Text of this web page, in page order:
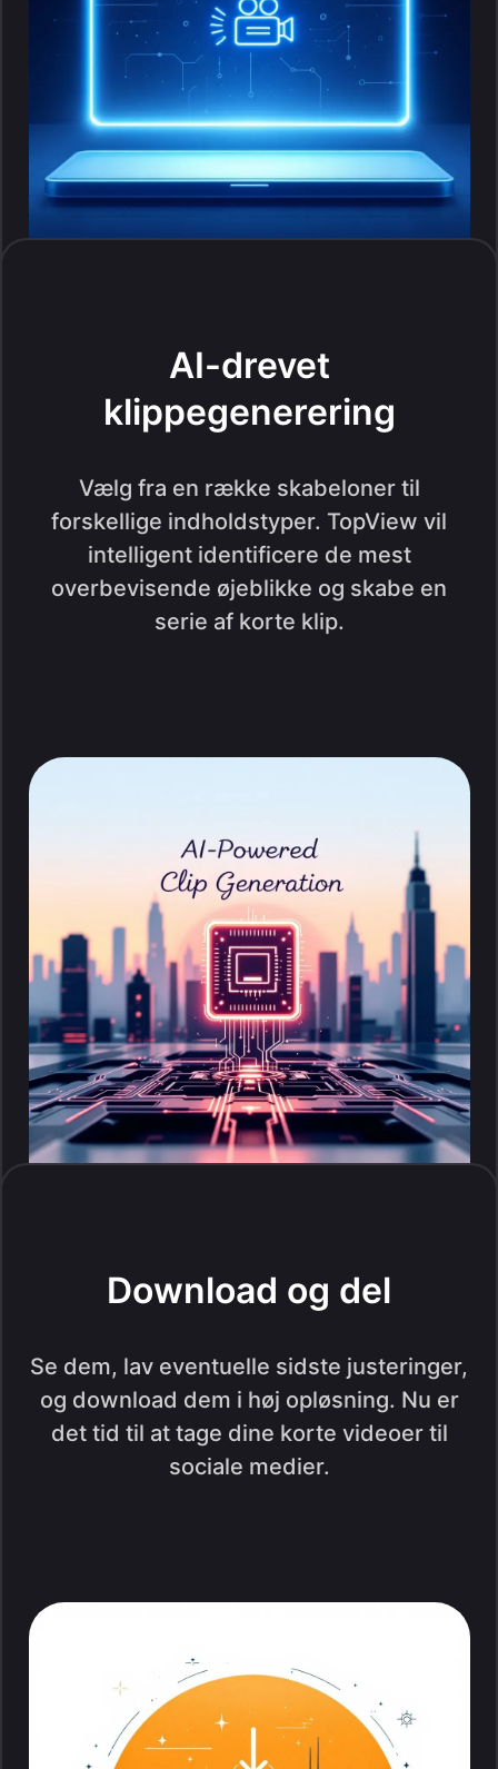
AI-drevet
klippegenerering
Vælg fra en række skabeloner til
forskellige indholdstyper. TopView vil
intelligent identificere de mest
overbevisende øjeblikke og skabe en
serie af korte klip.
Download og del
Se dem, lav eventuelle sidste justeringer,
og download dem i høj opløsning. Nu er
det tid til at tage dine korte videoer til
sociale medier.